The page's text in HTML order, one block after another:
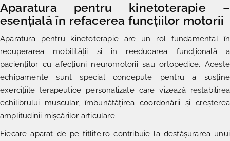
Aparatura pentru kinetoterapie –
esențială în refacerea funcțiilor motorii
Aparatura pentru kinetoterapie are un rol fundamental în
recuperarea mobilității și în reeducarea funcțională a
pacienților cu afecțiuni neuromotorii sau ortopedice. Aceste
echipamente sunt special concepute pentru a susține
exercițiile terapeutice personalizate care vizează restabilirea
echilibrului muscular, îmbunătățirea coordonării și creșterea
amplitudinii mișcărilor articulare.
Fiecare aparat de pe fitlife.ro contribuie la desfășurarea unui